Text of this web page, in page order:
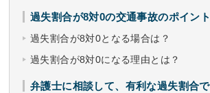
過失割合が8対0の交通事故のポイント
過失割合が8対0となる場合は？
過失割合が8対0になる理由とは？
弁護士に相談して、有利な過失割合